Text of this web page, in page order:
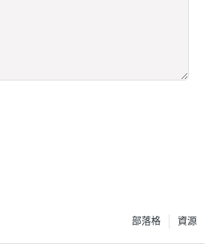
資源
部落格